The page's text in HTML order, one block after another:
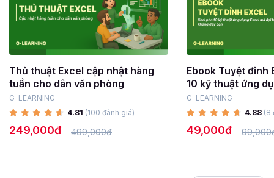
Thủ thuật Excel cập nhật hàng
tuần cho dân văn phòng
G-LEARNING
4.81 (100 đánh giá)
249,000đ 499,000đ
Ebook Tuyệt đỉnh
10 kỹ thuật ứng
đại học không
G-LEARNING
4.88 (8
49,000đ